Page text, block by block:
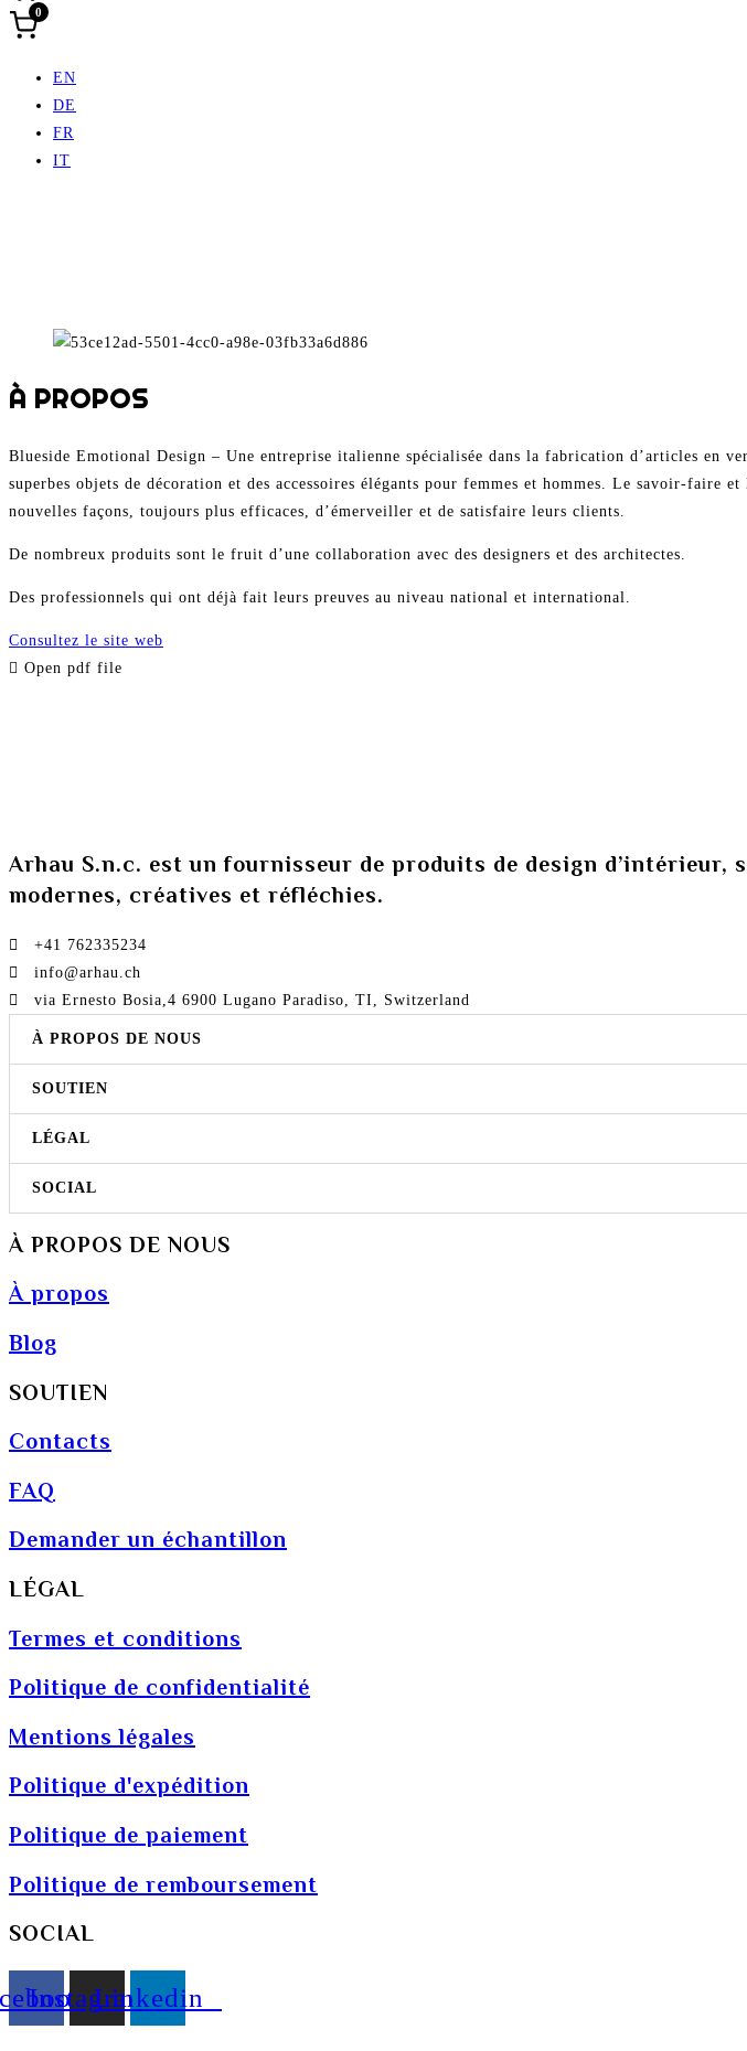
0
EN
DE
FR
IT
À PROPOS
Blueside Emotional Design – Une entreprise italienne spécialisée dans la fabrication d’articles en
superbes objets de décoration et des accessoires élégants pour femmes et hommes. Le savoir-faire
nouvelles façons, toujours plus efficaces, d’émerveiller et de satisfaire leurs clients.
De nombreux produits sont le fruit d’une collaboration avec des designers et des architectes.
Des professionnels qui ont déjà fait leurs preuves au niveau national et international.
Consultez le site web
Open pdf file
Arhau S.n.c. est un fournisseur de produits de design
modernes, créatives et réfléchies.
+41 762335234​
info@arhau.ch
via Ernesto Bosia,4 6900 Lugano Paradiso, TI, Switzerland
À PROPOS DE NOUS
SOUTIEN
LÉGAL
SOCIAL
À PROPOS DE NOUS
À propos
Blog
SOUTIEN
Contacts
FAQ
Demander un échantillon
LÉGAL
Termes et conditions
Politique de confidentialité
Mentions légales
Politique d'expédition
Politique de paiement
Politique de remboursement
SOCIAL
InstagramLinkedin